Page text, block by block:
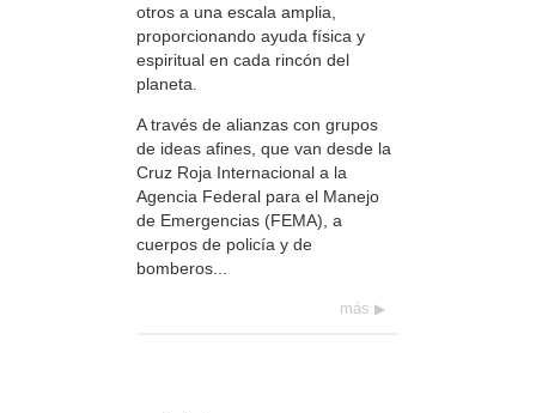
otros a una escala amplia,
proporcionando ayuda física y
espiritual en cada rincón del
planeta.
A través de alianzas con grupos
de ideas afines, que van desde la
Cruz Roja Internacional a la
Agencia Federal para el Manejo
de Emergencias (FEMA), a
cuerpos de policía y de
bomberos...
más